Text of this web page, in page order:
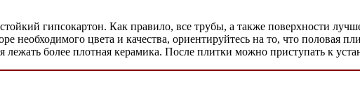
гипсокартон. Как правило, все трубы, а также поверхности
необходимого цвета и качества, ориентируйтесь на то, что половая
более плотная керамика. После плитки можно приступать к